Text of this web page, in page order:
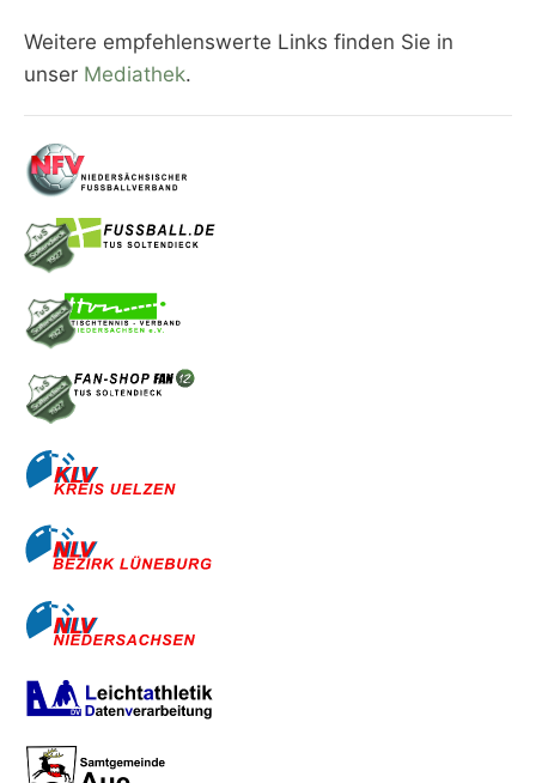
Weitere empfehlenswerte Links finden Sie in
unser Mediathek.